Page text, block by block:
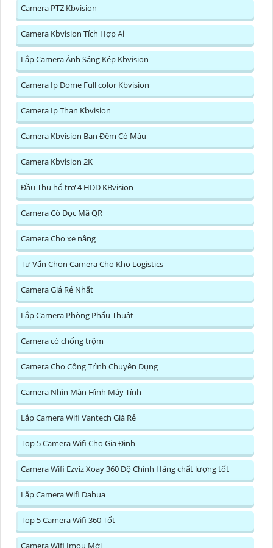
Camera PTZ Kbvision
Camera Kbvision Tích Hợp Ai
Lắp Camera Ánh Sáng Kép Kbvision
Camera Ip Dome Full color Kbvision
Camera Ip Than Kbvision
Camera Kbvision Ban Đêm Có Màu
Camera Kbvision 2K
Đầu Thu hổ trợ 4 HDD KBvision
Camera Có Đọc Mã QR
Camera Cho xe nâng
Tư Vấn Chọn Camera Cho Kho Logistics
Camera Giá Rẻ Nhất
Lắp Camera Phòng Phẩu Thuật
Camera có chống trộm
Camera Cho Công Trình Chuyên Dụng
Camera Nhìn Màn Hình Máy Tính
Lắp Camera Wifi Vantech Giá Rẻ
Top 5 Camera Wifi Cho Gia Đình
Camera Wifi Ezviz Xoay 360 Độ Chính Hãng chất lượng tốt
Lắp Camera Wifi Dahua
Top 5 Camera Wifi 360 Tốt
Camera Wifi Imou Mới